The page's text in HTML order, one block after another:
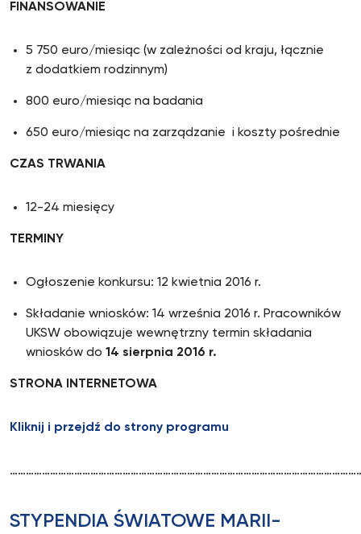
FINANSOWANIE
5 750 euro/miesiąc (w zależności od kraju, łącznie
z dodatkiem rodzinnym)
800 euro/miesiąc na badania
650 euro/miesiąc na zarządzanie i koszty pośrednie
CZAS TRWANIA
12-24 miesięcy
TERMINY
Ogłoszenie konkursu: 12 kwietnia 2016 r.
Składanie wniosków: 14 września 2016 r. Pracowników
UKSW obowiązuje wewnętrzny termin składania
wniosków do 14 sierpnia 2016 r.
STRONA INTERNETOWA
Kliknij i przejdź do strony programu
STYPENDIA ŚWIATOWE MARII-